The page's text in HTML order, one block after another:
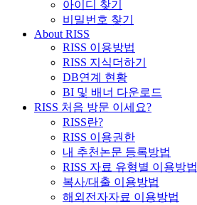
아이디 찾기
비밀번호 찾기
About RISS
RISS 이용방법
RISS 지식더하기
DB연계 현황
BI 및 배너 다운로드
RISS 처음 방문 이세요?
RISS란?
RISS 이용권한
내 추천논문 등록방법
RISS 자료 유형별 이용방법
복사/대출 이용방법
해외전자자료 이용방법